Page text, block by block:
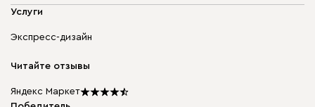
Доставка и оплата
диван.клуб
Карьера
Подарочные сертификаты
Мы в прессе
Мягкая мебель
Бескаркасная мебель
Столы и стулья
Услуги
Экспресс-дизайн
Читайте отзывы
Яндекс Маркет